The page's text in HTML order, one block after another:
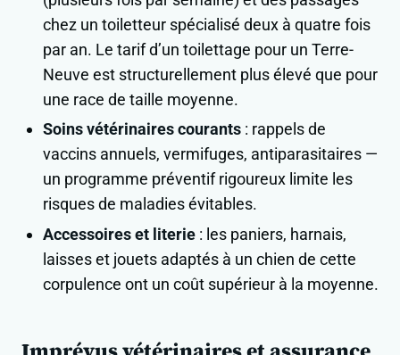
chez un toiletteur spécialisé deux à quatre fois
par an. Le tarif d’un toilettage pour un Terre-
Neuve est structurellement plus élevé que pour
une race de taille moyenne.
Soins vétérinaires courants : rappels de
vaccins annuels, vermifuges, antiparasitaires —
un programme préventif rigoureux limite les
risques de maladies évitables.
Accessoires et literie : les paniers, harnais,
laisses et jouets adaptés à un chien de cette
corpulence ont un coût supérieur à la moyenne.